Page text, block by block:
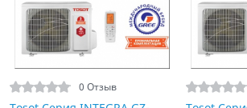
0 Отзыв